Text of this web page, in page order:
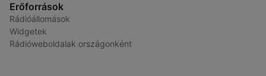
Erőforrások
Rádióállomások
Widgetek
Rádióweboldalak országonként